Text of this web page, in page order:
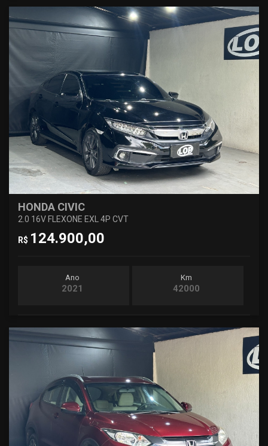
HONDA CIVIC
2.0 16V FLEXONE EXL 4P CVT
R$ 124.900,00
Ano
2021
Km
42000